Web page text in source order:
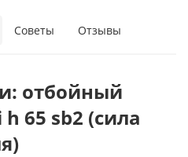
Советы Отзывы
отбойный
65 sb2 (сила